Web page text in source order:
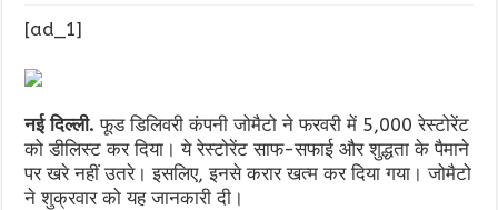
[ad_1]
नई दिल्ली. फूड डिलिवरी कंपनी जोमैटो ने फरवरी में 5,000 रेस्टोरेंट
को डीलिस्ट कर दिया। ये रेस्टोरेंट साफ-सफाई और शुद्धता के पैमाने
पर खरे नहीं उतरे। इसलिए, इनसे करार खत्म कर दिया गया। जोमैटो
ने शुक्रवार को यह जानकारी दी।